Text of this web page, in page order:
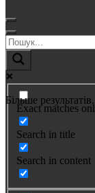
Більше
Exact matches
Search in title
Search in content